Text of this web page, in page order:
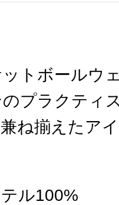
トボールウ
プラクティ
ね揃えたア
ル100%